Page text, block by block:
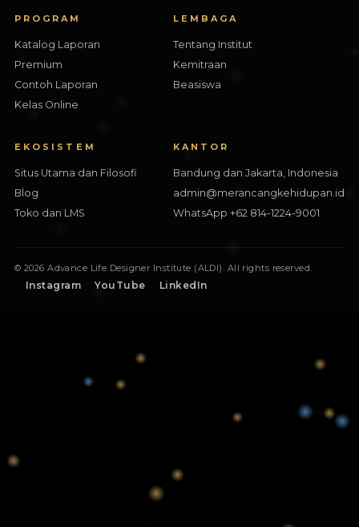
PROGRAM
Katalog Laporan
Premium
Contoh Laporan
Kelas Online
LEMBAGA
Tentang Institut
Kemitraan
Beasiswa
EKOSISTEM
Situs Utama dan Filosofi
Blog
Toko dan LMS
KANTOR
Bandung dan Jakarta, Indonesia
admin@merancangkehidupan.id
WhatsApp +62 814-1224-9001
© 2026 Advance Life Designer Institute (ALDI). All rights reserved.
Instagram YouTube LinkedIn